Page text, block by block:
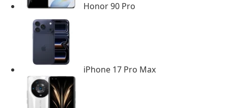
Honor 90 Pro
iPhone 17 Pro Max